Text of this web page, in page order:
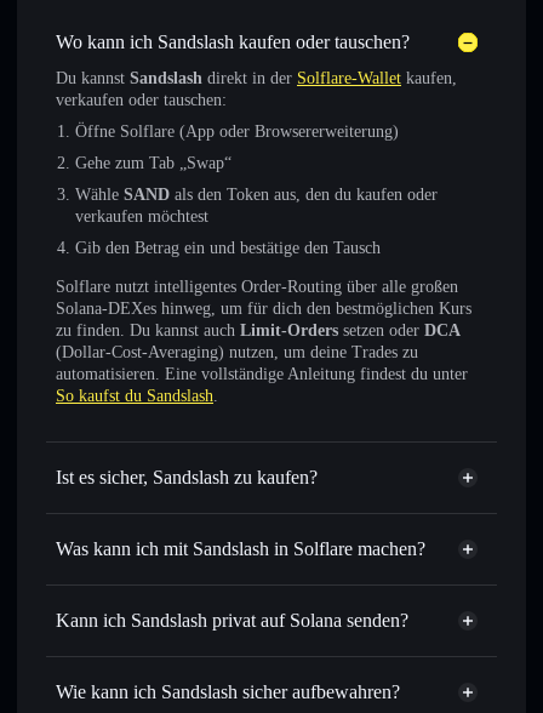
Wo kann ich Sandslash kaufen oder tauschen?
Du kannst Sandslash direkt in der Solflare-Wallet kaufen,
verkaufen oder tauschen:
Öffne Solflare (App oder Browsererweiterung)
Gehe zum Tab „Swap“
Wähle SAND als den Token aus, den du kaufen oder
verkaufen möchtest
Gib den Betrag ein und bestätige den Tausch
Solflare nutzt intelligentes Order-Routing über alle großen
Solana-DEXes hinweg, um für dich den bestmöglichen Kurs
zu finden. Du kannst auch Limit-Orders setzen oder DCA
(Dollar-Cost-Averaging) nutzen, um deine Trades zu
automatisieren. Eine vollständige Anleitung findest du unter
So kaufst du Sandslash.
Ist es sicher, Sandslash zu kaufen?
Sandslash nicht verifiziert
Was kann ich mit Sandslash in Solflare machen?
Sandslash
Solflare-Wallet
Sofort tauschen– handle SAND gegen SOL, USDC oder
Routing zum bestmöglichen Kurs
Limit-Orders setzen– automatisiere Trades zu deinem
Kann ich Sandslash privat auf Solana senden?
Privacy
Wie kann ich Sandslash sicher aufbewahren?